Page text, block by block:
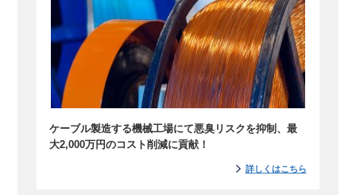
ケーブル製造する機械工場にて悪臭リスクを抑制、最
大2,000万円のコスト削減に貢献！
詳しくはこちら